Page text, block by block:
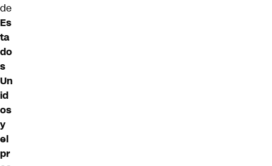
de
Es
ta
do
s
Un
id
os
y
el
pr